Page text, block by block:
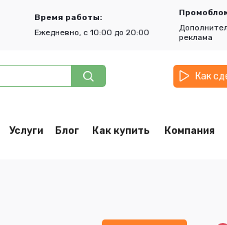
Время работы:
Ежедневно, с 10:00 до 20:00
реклама
Как
Услуги Блог Как купить Компания